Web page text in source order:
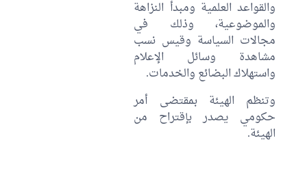
والقواعد العلمية ومبدأ النزاهة
والموضوعية، وذلك في
مجالات السياسة وقيس نسب
مشاهدة وسائل الإعلام
واستهلاك البضائع والخدمات.
وتنظم الهيئة بمقتضى أمر
حكومي يصدر بإقتراح من
الهيئة.